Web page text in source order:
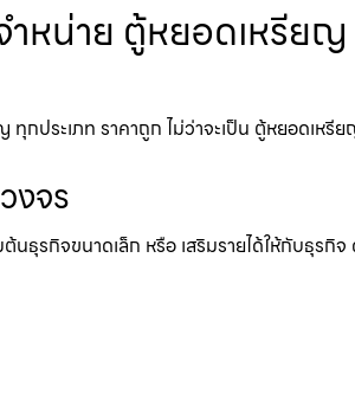
หน่าย ตู้หยอดเหรีย
ประเภท ราคาถูก ไม่ว่าจะเป็น ตู้หยอดเห
งจร
นธุรกิจขนาดเล็ก หรือ เสริมรายได้ให้กับธุ